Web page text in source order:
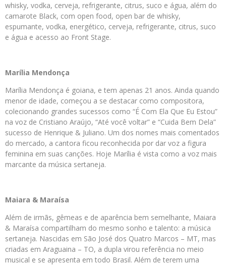
whisky, vodka, cerveja, refrigerante, citrus, suco e água, além do
camarote Black, com open food, open bar de whisky,
espumante, vodka, energético, cerveja, refrigerante, citrus, suco
e água e acesso ao Front Stage.
Marília Mendonça
Marília Mendonça é goiana, e tem apenas 21 anos. Ainda quando
menor de idade, começou a se destacar como compositora,
colecionando grandes sucessos como “É Com Ela Que Eu Estou”
na voz de Cristiano Araújo, “Até você voltar” e “Cuida Bem Dela”
sucesso de Henrique & Juliano. Um dos nomes mais comentados
do mercado, a cantora ficou reconhecida por dar voz a figura
feminina em suas canções. Hoje Marília é vista como a voz mais
marcante da música sertaneja.
Maiara & Maraísa
Além de irmãs, gêmeas e de aparência bem semelhante, Maiara
& Maraísa compartilham do mesmo sonho e talento: a música
sertaneja. Nascidas em São José dos Quatro Marcos – MT, mas
criadas em Araguaina – TO, a dupla virou referência no meio
musical e se apresenta em todo Brasil. Além de terem uma